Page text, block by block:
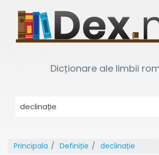
Dicționare ale limbii
Principala Definiție declinație